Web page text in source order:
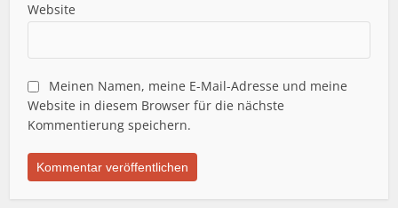
Website
Meinen Namen, meine E-Mail-Adresse und meine
Website in diesem Browser für die nächste
Kommentierung speichern.